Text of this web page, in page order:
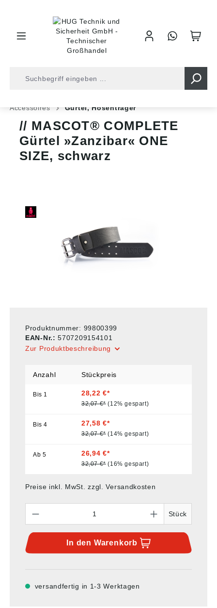
Accessoires
Gürtel, Hosenträger
MASCOT® COMPLETE
Gürtel »Zanzibar« ONE
SIZE, schwarz
Produktnummer: 99800399
EAN-Nr.:5707209154101
Zur Produktbeschreibung
Anzahl Stückpreis
Bis 1 28,22 €*
32,07 €* (12% gespart)
Bis4 27,58 €*
32,07 €* (14% gespart)
Ab 5 26,94 €*
32,07 €* (16% gespart)
Preise inkl. MwSt. zzgl. Versandkosten
Stück
In den Warenkorb
versandfertig in 1-3 Werktagen